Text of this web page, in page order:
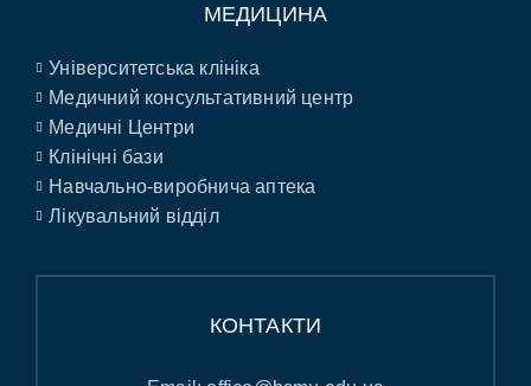
МЕДИЦИНА
Університетська клініка
Медичний консультативний центр
Медичні Центри
Клінічні бази
Навчально-виробнича аптека
Лікувальний відділ
КОНТАКТИ